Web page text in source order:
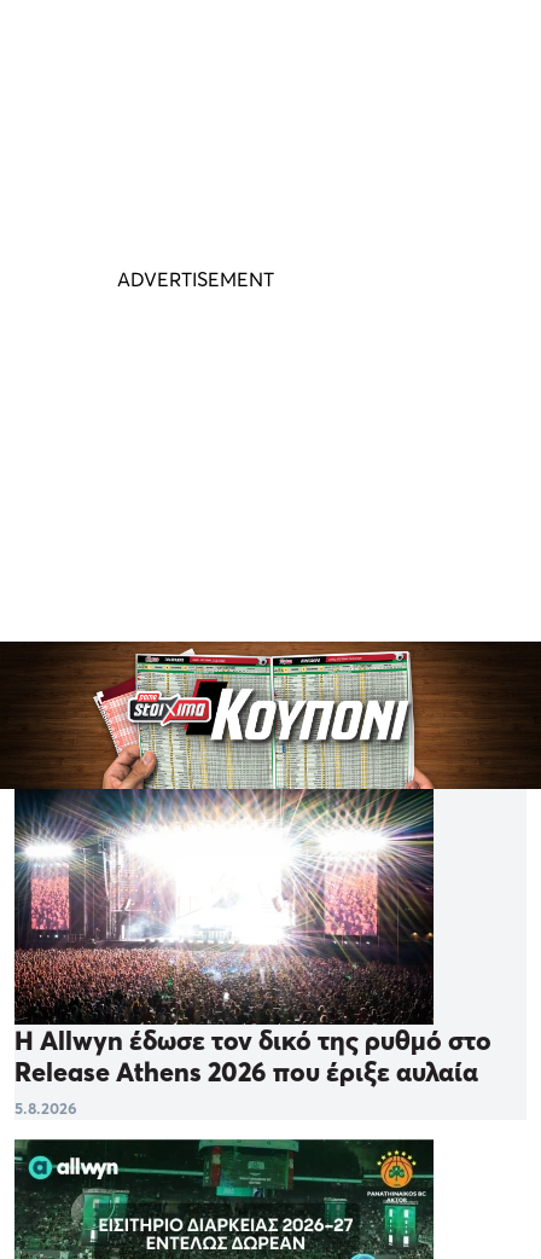
Η Allwyn έδωσε τον δικό της ρυθμό στο
Release Athens 2026 που έριξε αυλαία
5.8.2026